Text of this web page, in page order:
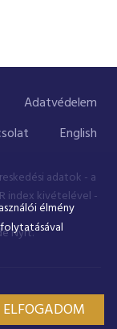
Adatvédelem
English
adatok - a
index kivételével -
Nyrt.
élmény
ELFOGADOM